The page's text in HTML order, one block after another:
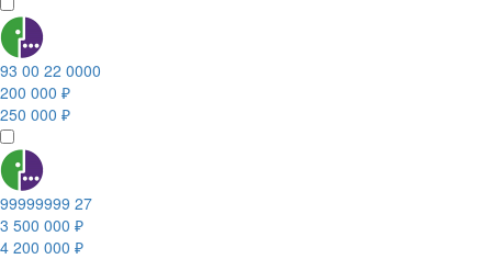
93 00 22 0000
200 000 ₽
250 000 ₽
99999999 27
3 500 000 ₽
4 200 000 ₽